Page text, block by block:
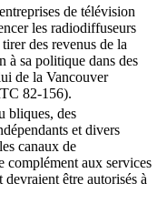
de télévision
les radiodiffuseurs
des revenus de la
à sa politique dans des
de la Vancouver
82-156).
bliques, des
et divers
canaux de
complément aux services
être autorisés à